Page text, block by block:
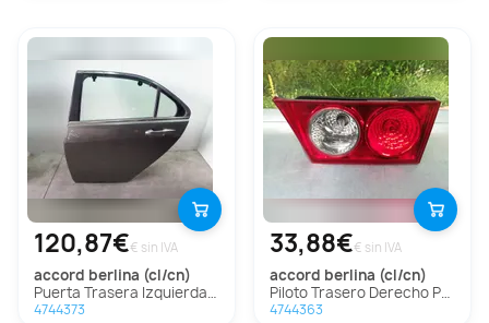
120,87€€ sin IVA
accord berlina (cl/cn)
Puerta Trasera Izquierda para Honda Accord Berlina
4744373
33,88€€ sin IVA
accord berlina (cl/cn)
Piloto Trasero Derecho Para Honda Accord Berlina
4744363